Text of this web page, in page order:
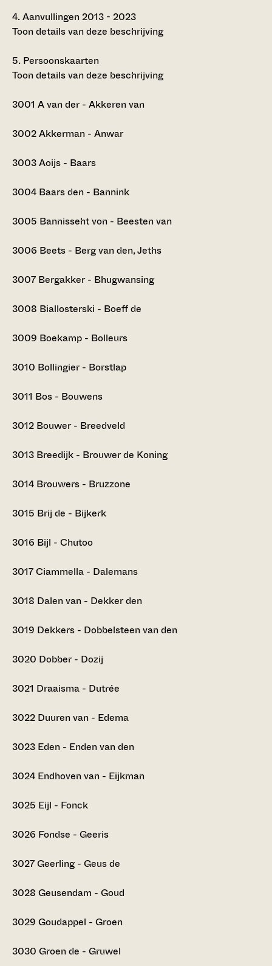
4.Aanvullingen 2013 - 2023
Toon details van deze beschrijving
5. Persoonskaarten
Toon details van deze beschrijving
3001 A van der - Akkeren van
3002Akkerman - Anwar
3003Aoijs - Baars
3004 Baars den - Bannink
3005 Bannisseht von - Beesten van
3006 Beets - Berg van den, Jeths
3007 Bergakker - Bhugwansing
3008 Biallosterski - Boeff de
3009 Boekamp - Bolleurs
3010 Bollingier - Borstlap
3011 Bos - Bouwens
3012 Bouwer - Breedveld
3013 Breedijk - Brouwer de Koning
3014 Brouwers - Bruzzone
3015 Brij de - Bijkerk
3016 Bijl - Chutoo
3017Ciammella - Dalemans
3018 Dalen van - Dekker den
3019 Dekkers - Dobbelsteen van den
3020 Dobber - Dozij
3021 Draaisma - Dutrée
3022 Duuren van - Edema
3023 Eden - Enden van den
3024 Endhoven van - Eijkman
3025 Eijl - Fonck
3026 Fondse - Geeris
3027Geerling - Geus de
3028 Geusendam - Goud
3029 Goudappel - Groen
3030 Groen de - Gruwel